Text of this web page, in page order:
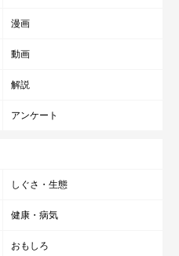
漫画
動画
解説
アンケート
しぐさ・生態
健康・病気
おもしろ